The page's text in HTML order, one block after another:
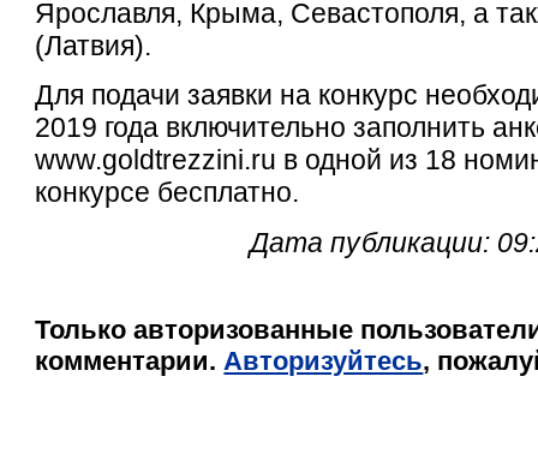
Ярославля, Крыма, Севастополя, а
(Латвия).
Для подачи заявки на конкурс
2019 года включительно заполнить
www.goldtrezzini.ru в одной из 18
конкурсе бесплатно.
Дата публикации:
Только авторизованные
комментарии.Авторизуйтесь,